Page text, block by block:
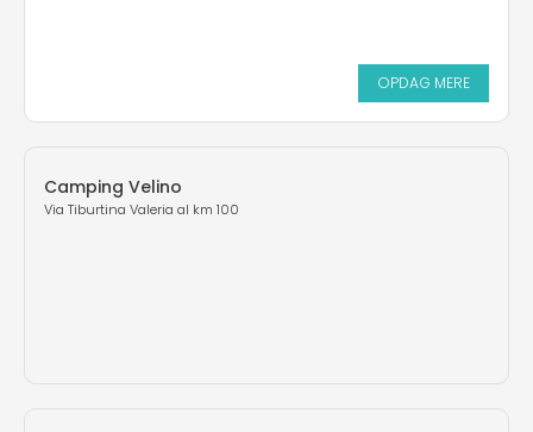
OPDAG MERE
Camping Velino
Via Tiburtina Valeria al km 100